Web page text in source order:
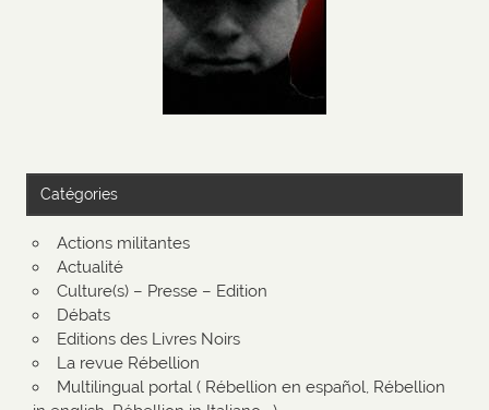
Catégories
Actions militantes
Actualité
Culture(s) – Presse – Edition
Débats
Editions des Livres Noirs
La revue Rébellion
Multilingual portal ( Rébellion en español, Rébellion